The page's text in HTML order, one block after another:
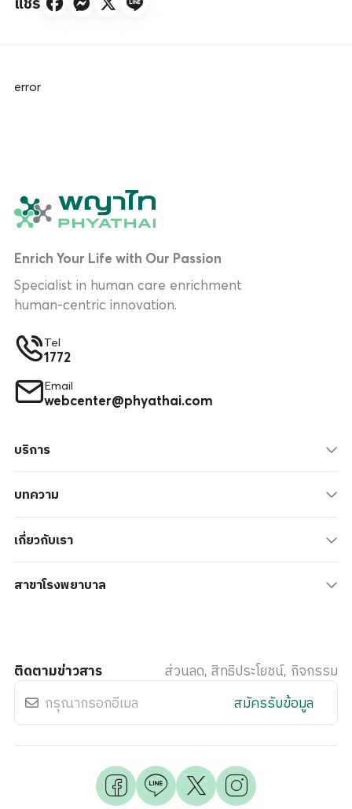
error
Enrich Your Life with Our Passion
Specialist in human care enrichment
human-centric innovation.
Tel
1772
Email
webcenter@phyathai.com
บริการ
บทความ
เกี่ยวกับเรา
สาขาโรงพยาบาล
ติดตามข่าวสาร
ส่วนลด, สิทธิประโยชน์, กิจกรรม
สมัครรับข้อมูล